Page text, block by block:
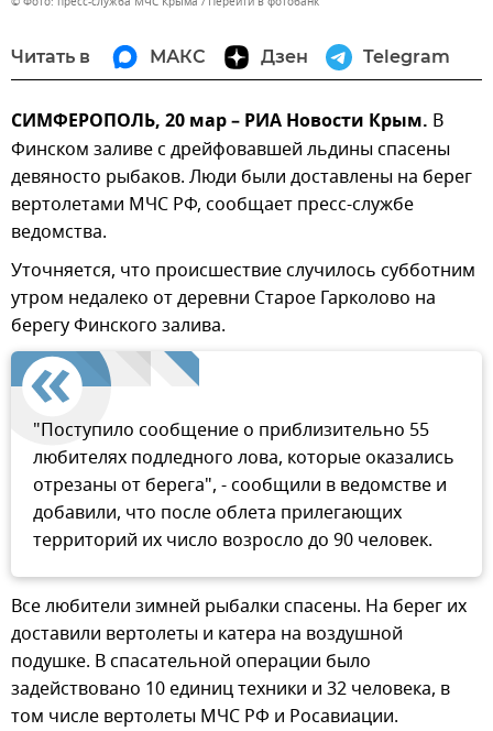
Читать в МАКС Дзен Telegram
СИМФЕРОПОЛЬ, 20 мар – РИА Новости Крым. В
Финском заливе с дрейфовавшей льдины спасены
девяносто рыбаков. Люди были доставлены на берег
вертолетами МЧС РФ, сообщает пресс-службе
ведомства.
Уточняется, что происшествие случилось субботним
утром недалеко от деревни Старое Гарколово на
берегу Финского залива.
"Поступило сообщение о приблизительно 55
любителях подледного лова, которые оказались
отрезаны от берега", - сообщили в ведомстве и
добавили, что после облета прилегающих
территорий их число возросло до 90 человек.
Все любители зимней рыбалки спасены. На берег их
доставили вертолеты и катера на воздушной
подушке. В спасательной операции было
задействовано 10 единиц техники и 32 человека, в
том числе вертолеты МЧС РФ и Росавиации.